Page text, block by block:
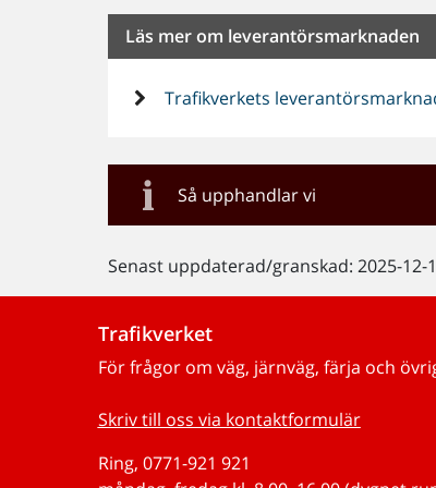
Läs mer om leverantörsmarknaden
Trafikverkets
Så upphandlar vi
Senast uppdaterad/granskad: 2025-12-
Trafikverket
För frågor om väg, järnväg, färja och
Skriv till oss via kontaktformulär
Ring, 0771-921 921